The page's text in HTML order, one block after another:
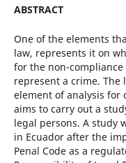
ABSTRACT
One of the elements
law, represents it on
for the non-
represent a crime.
element of analysis for
aims to carry out a
legal persons. A study
in Ecuador after the
Penal Code as a